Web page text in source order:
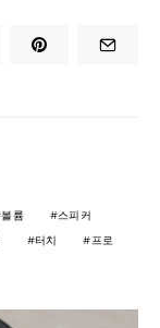
볼륨
스피커
터치 프로